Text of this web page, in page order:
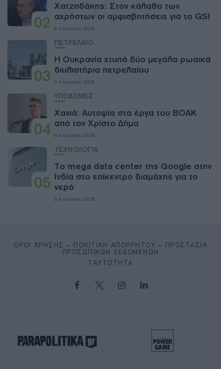
02
Χατζηδάκης: Στον κάλαθο των
αχρήστων οι αμφισβητήσεις για το GSI
6 Αυγούστου 2026
03
ΠΕΤΡΕΛΑΙΟ
Η Ουκρανία χτυπά δύο μεγάλα ρωσικά
διυλιστήρια πετρελαίου
6 Αυγούστου 2026
04
ΥΠΟΔΟΜΕΣ
Χανιά: Aυτοψία στα έργα του ΒΟΑΚ
από τον Χρίστο Δήμα
6 Αυγούστου 2026
05
ΤΕΧΝΟΛΟΓΙΑ
Το mega data center της Google στην
Ινδία στο επίκεντρο διαμάχης για το
νερό
6 Αυγούστου 2026
ΌΡΟΙ ΧΡΉΣΗΣ – ΠΟΛΙΤΙΚΉ ΑΠΟΡΡΉΤΟΥ – ΠΡΟΣΤΑΣΊΑ
ΠΡΟΣΩΠΙΚΏΝ ΔΕΔΟΜΈΝΩΝ
ΤΑΥΤΌΤΗΤΑ